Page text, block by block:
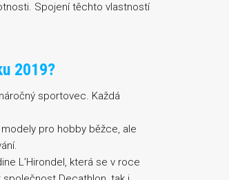
Spojení těchto vlastností
2019?
sportovec. Každá
pro hobby běžce, ale
L’Hirondel, která se v roce